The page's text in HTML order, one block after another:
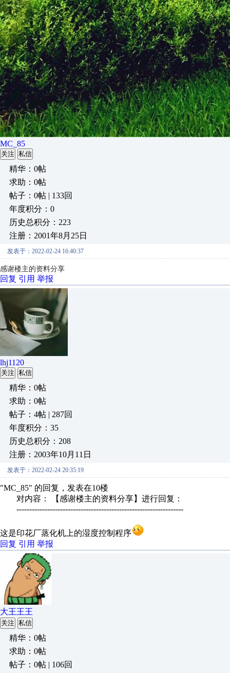
MC_85
关注 私信
精华：0帖
求助：0帖
帖子：0帖 | 133回
年度积分：0
历史总积分：223
注册：2001年8月25日
发表于：2022-02-24 16:40:37
感谢楼主的资料分享
回复 引用 举报
lhj1120
关注 私信
精华：0帖
求助：0帖
帖子：4帖 | 287回
年度积分：35
历史总积分：208
注册：2003年10月11日
发表于：2022-02-24 20:35:19
"MC_85" 的回复，发表在10楼
对内容： 【感谢楼主的资料分享】进行回复：
-----------------------------------------------------------------
这是印花厂蒸化机上的湿度控制程序
回复 引用 举报
大王王王
关注 私信
精华：0帖
求助：0帖
帖子：0帖 | 106回